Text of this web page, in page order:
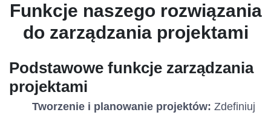
Funkcje naszego rozwiązania
do zarządzania projektami
Podstawowe funkcje zarządzania
projektami
Tworzenie i planowanie projektów: Zdefiniuj